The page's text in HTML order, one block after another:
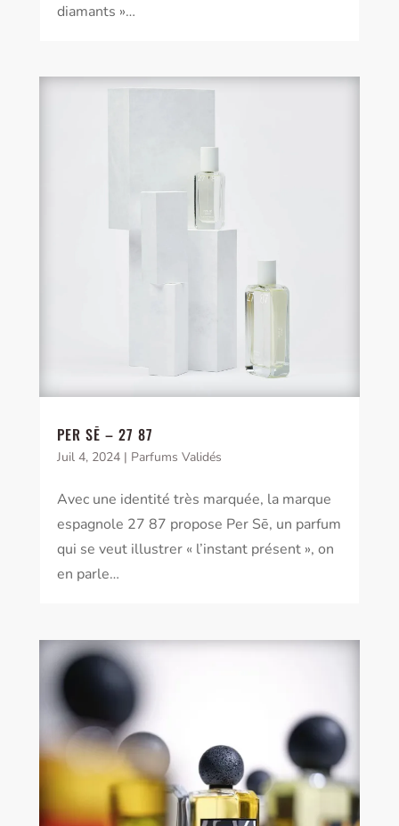
diamants »…
PER SĒ – 27 87
Juil 4, 2024| Parfums Validés
Avec une identité très marquée, la marque
espagnole 27 87 propose Per Sē, un parfum
qui se veut illustrer « l’instant présent », on
en parle…